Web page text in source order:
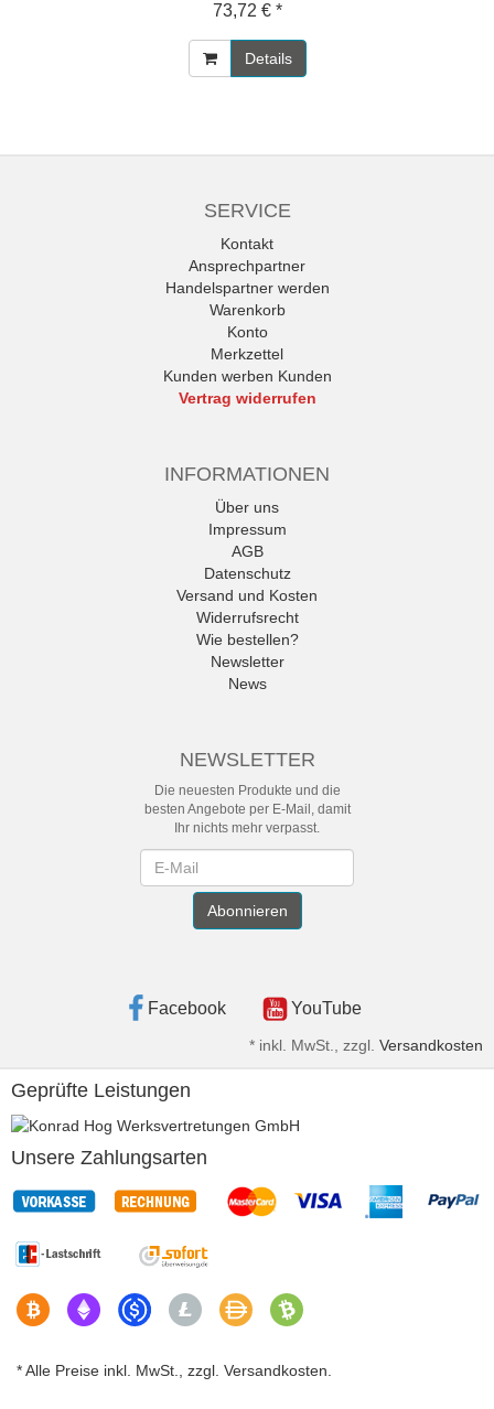
73,72 € *
Details
SERVICE
Kontakt
Ansprechpartner
Handelspartner werden
Warenkorb
Konto
Merkzettel
Kunden werben Kunden
Vertrag widerrufen
INFORMATIONEN
Über uns
Impressum
AGB
Datenschutz
Versand und Kosten
Widerrufsrecht
Wie bestellen?
Newsletter
News
NEWSLETTER
Die neuesten Produkte und die
besten Angebote per E-Mail, damit
Ihr nichts mehr verpasst.
Abonnieren
Facebook YouTube
* inkl. MwSt., zzgl. Versandkosten
Geprüfte Leistungen
Unsere Zahlungsarten
* Alle Preise inkl. MwSt., zzgl. Versandkosten.